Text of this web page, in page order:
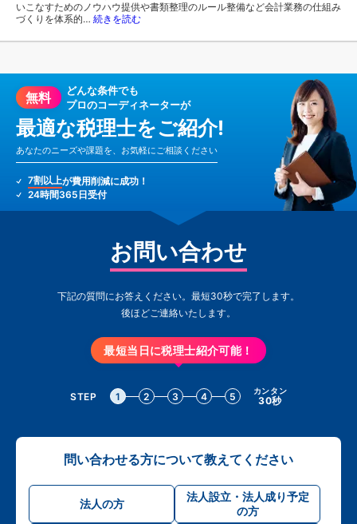
いこなすためのノウハウ提供や書類整理のルール整備など会計業務の仕組み
づくりを体系的… 続きを読む
無料
どんな条件でも
プロのコーディネーターが
最適な税理士をご紹介!
あなたのニーズや課題を、お気軽にご相談ください
7割以上が費用削減に成功！
24時間365日受付
お問い合わせ
下記の質問にお答えください。最短30秒で完了します。
後ほどご連絡いたします。
最短当日に税理士紹介可能！
STEP 1 2 3 4 5 カンタン
30秒
問い合わせる方について教えてください
法人の方
法人設立・法人成り予定
の方